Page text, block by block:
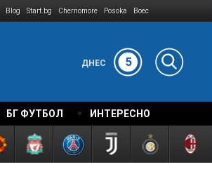
Blog Start.bg Chernomore Posoka Boec
ДНЕС 5
БГ ФУТБОЛ ИНТЕРЕСНО